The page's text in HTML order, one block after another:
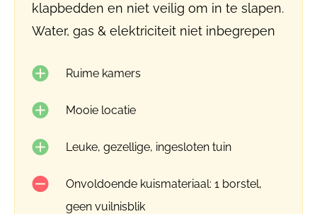
klapbedden en niet veilig om in te slapen.
Water, gas & elektriciteit niet inbegrepen
Ruime kamers
Mooie locatie
Leuke, gezellige, ingesloten tuin
Onvoldoende kuismateriaal: 1 borstel,
geen vuilnisblik